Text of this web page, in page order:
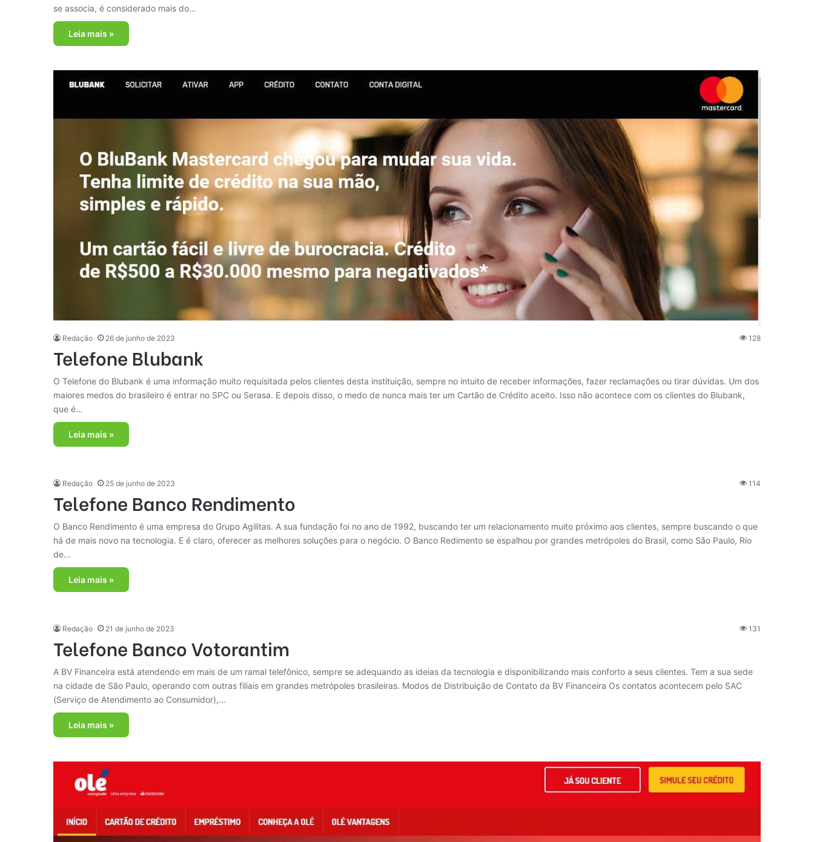
se associa, é considerado mais do…
Leia mais »
Redação 26 de junho de 2023 128
Telefone Blubank
O Telefone do Blubank é uma informação muito requisitada pelos clientes desta instituição, sempre no intuito de receber informações, fazer reclamações ou tirar dúvidas. Um dos
maiores medos do brasileiro é entrar no SPC ou Serasa. E depois disso, o medo de nunca mais ter um Cartão de Crédito aceito. Isso não acontece com os clientes do Blubank,
que é…
Leia mais »
Redação 25 de junho de 2023 114
Telefone Banco Rendimento
O Banco Rendimento é uma empresa do Grupo Agilitas. A sua fundação foi no ano de 1992, buscando ter um relacionamento muito próximo aos clientes, sempre buscando o que
há de mais novo na tecnologia. E é claro, oferecer as melhores soluções para o negócio. O Banco Redimento se espalhou por grandes metrópoles do Brasil, como São Paulo, Rio
de…
Leia mais »
Redação 21 de junho de 2023 131
Telefone Banco Votorantim
A BV Financeira está atendendo em mais de um ramal telefônico, sempre se adequando as ideias da tecnologia e disponibilizando mais conforto a seus clientes. Tem a sua sede
na cidade de São Paulo, operando com outras filiais em grandes metrópoles brasileiras. Modos de Distribuição de Contato da BV Financeira Os contatos acontecem pelo SAC
(Serviço de Atendimento ao Consumidor),…
Leia mais »